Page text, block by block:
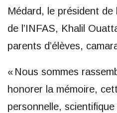
Médard, le président de
de l’INFAS, Khalil
parents d’élèves,
« Nous sommes
honorer la mémoire,
personnelle,